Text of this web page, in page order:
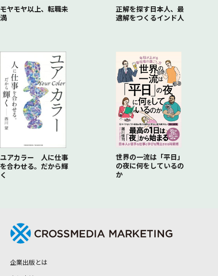
モヤモヤ以上、転職未
満
正解を探す日本人、最
適解をつくるインド人
ユアカラー 人に仕事
を合わせる。だから輝
く
世界の一流は「平日」
の夜に何をしているの
か
企業出版とは